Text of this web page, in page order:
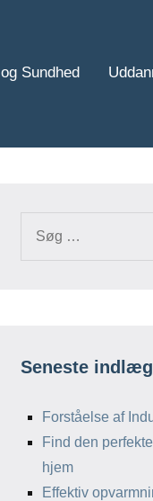
Sundhed
Seneste indlæg
Forståelse af
Find den
hjem
Effektiv